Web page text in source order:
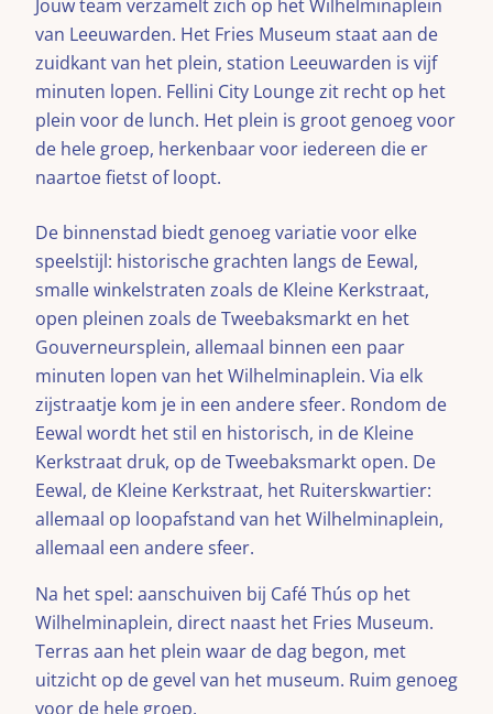
Jouw team verzamelt zich op het Wilhelminaplein
van Leeuwarden. Het Fries Museum staat aan de
zuidkant van het plein, station Leeuwarden is vijf
minuten lopen. Fellini City Lounge zit recht op het
plein voor de lunch. Het plein is groot genoeg voor
de hele groep, herkenbaar voor iedereen die er
naartoe fietst of loopt.
De binnenstad biedt genoeg variatie voor elke
speelstijl: historische grachten langs de Eewal,
smalle winkelstraten zoals de Kleine Kerkstraat,
open pleinen zoals de Tweebaksmarkt en het
Gouverneursplein, allemaal binnen een paar
minuten lopen van het Wilhelminaplein. Via elk
zijstraatje kom je in een andere sfeer. Rondom de
Eewal wordt het stil en historisch, in de Kleine
Kerkstraat druk, op de Tweebaksmarkt open. De
Eewal, de Kleine Kerkstraat, het Ruiterskwartier:
allemaal op loopafstand van het Wilhelminaplein,
allemaal een andere sfeer.
Na het spel: aanschuiven bij Café Thús op het
Wilhelminaplein, direct naast het Fries Museum.
Terras aan het plein waar de dag begon, met
uitzicht op de gevel van het museum. Ruim genoeg
voor de hele groep.